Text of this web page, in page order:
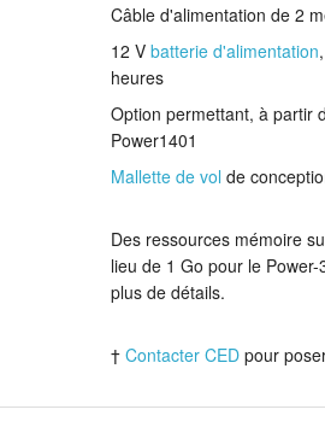
Câble d'alimentation de 2
12 Vbatterie d'alimentation
heures
Option permettant, à partir
Power1401
Mallette de vol de
Des ressources mémoire
lieu de 1 Go pour le
plus de détails.
†Contacter CED pour